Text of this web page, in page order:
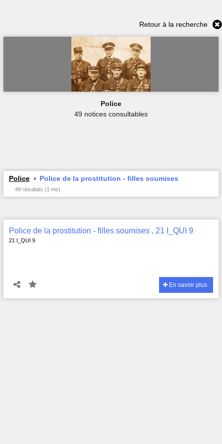
Retour à la recherche
Police
49 notices consultables
Police Police de la prostitution - filles soumises
49 résultats (1 ms)
Police de la prostitution - filles soumises , 21 I_QUI 9
21 I_QUI 9
En savoir plus